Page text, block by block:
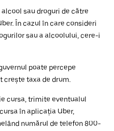
sau droguri de către
În cazul în care consideri
sau a alcoolului, cere-i
poate percepe
crește taxa de drum.
cursa, trimite eventualul
în aplicația Uber,
numărul de telefon 800-